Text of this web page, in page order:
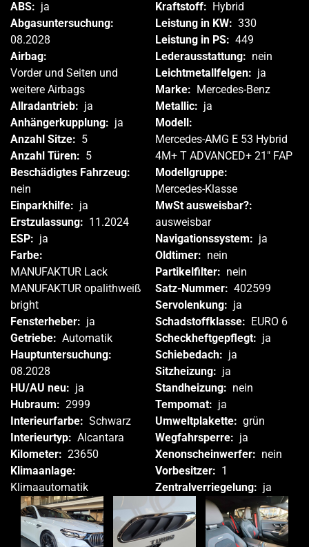
ABS: ja
Abgasuntersuchung:
08.2028
Airbag:
Vorder und Seiten und
weitere Airbags
Allradantrieb: ja
Anhängerkupplung: ja
Anzahl Sitze: 5
Anzahl Türen: 5
Beschädigtes Fahrzeug:
nein
Einparkhilfe: ja
Erstzulassung: 11.2024
ESP: ja
Farbe:
MANUFAKTUR Lack
MANUFAKTUR opalithweiß
bright
Fensterheber: ja
Getriebe: Automatik
Hauptuntersuchung:
08.2028
HU/AU neu: ja
Hubraum: 2999
Interieurfarbe: Schwarz
Interieurtyp: Alcantara
Kilometer: 23650
Klimaanlage:
Klimaautomatik
Kraftstoff: Hybrid
Leistung in KW: 330
Leistung in PS: 449
Lederausstattung: nein
Leichtmetallfelgen: ja
Marke: Mercedes-Benz
Metallic: ja
Modell:
Mercedes-AMG E 53 Hybrid
4M+ T ADVANCED+ 21" FAP
Modellgruppe:
Mercedes-Klasse
MwSt ausweisbar?:
ausweisbar
Navigationssystem: ja
Oldtimer: nein
Partikelfilter: nein
Satz-Nummer: 402599
Servolenkung: ja
Schadstoffklasse: EURO 6
Scheckheftgepflegt: ja
Schiebedach: ja
Sitzheizung: ja
Standheizung: nein
Tempomat: ja
Umweltplakette: grün
Wegfahrsperre: ja
Xenonscheinwerfer: nein
Vorbesitzer: 1
Zentralverriegelung: ja